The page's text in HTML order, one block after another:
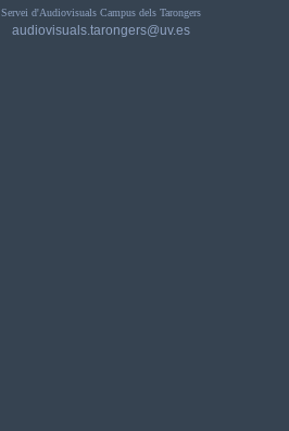
Servei d'Audiovisuals Campus dels Tarongers
audiovisuals.tarongers@uv.es